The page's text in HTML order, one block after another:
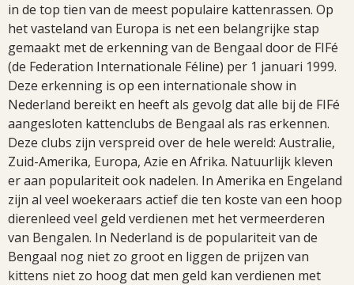
in de top tien van de meest populaire kattenrassen. Op
het vasteland van Europa is net een belangrijke stap
gemaakt met de erkenning van de Bengaal door de FIFé
(de Federation Internationale Féline) per 1 januari 1999.
Deze erkenning is op een internationale show in
Nederland bereikt en heeft als gevolg dat alle bij de FIFé
aangesloten kattenclubs de Bengaal als ras erkennen.
Deze clubs zijn verspreid over de hele wereld: Australie,
Zuid-Amerika, Europa, Azie en Afrika. Natuurlijk kleven
er aan populariteit ook nadelen. In Amerika en Engeland
zijn al veel woekeraars actief die ten koste van een hoop
dierenleed veel geld verdienen met het vermeerderen
van Bengalen. In Nederland is de populariteit van de
Bengaal nog niet zo groot en liggen de prijzen van
kittens niet zo hoog dat men geld kan verdienen met